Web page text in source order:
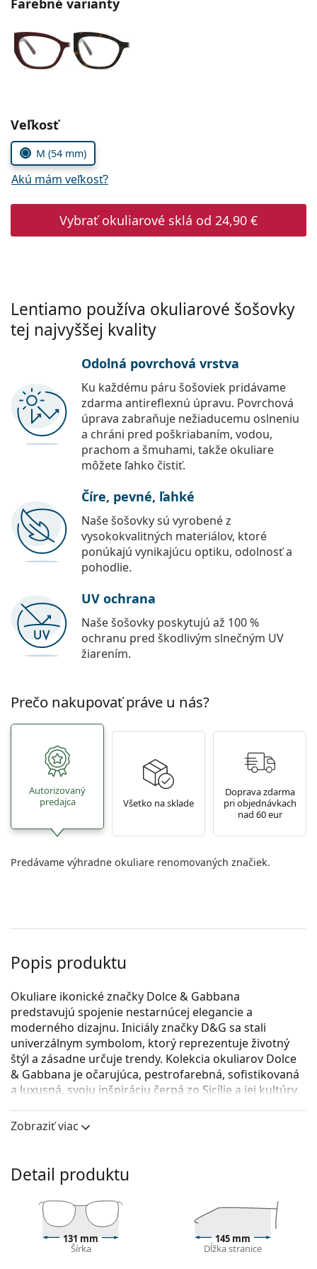
Persol
Prada
Všetky značky
Zvoľte parametre
Veľkosť
M (54 mm)
Akú mám veľkosť?
Vybrať okuliarové sklá od 24,90 €
Lentiamo používa okuliarové šošovky
tej najvyššej kvality
Odolná povrchová vrstva
Ku každému páru šošoviek pridávame
zdarma antireflexnú úpravu. Povrchová
úprava zabraňuje nežiaducemu oslneniu
a chráni pred poškriabaním, vodou,
prachom a šmuhami, takže okuliare
môžete ľahko čistiť.
Číre, pevné, ľahké
Naše šošovky sú vyrobené z
vysokokvalitných materiálov, ktoré
ponúkajú vynikajúcu optiku, odolnosť a
pohodlie.
UV ochrana
Naše šošovky poskytujú až 100 %
ochranu pred škodlivým slnečným UV
žiarením.
Prečo nakupovať práve u nás?
Autorizovaný
predajca
Všetko na sklade
Doprava zdarma
pri objednávkach
nad 60 eur
Predávame výhradne okuliare renomovaných značiek.
Popis produktu
Okuliare ikonické značky Dolce & Gabbana
predstavujú spojenie nestarnúcej elegancie a
moderného dizajnu. Iniciály značky D&G sa stali
univerzálnym symbolom, ktorý reprezentuje životný
štýl a zásadne určuje trendy. Kolekcia okuliarov Dolce
& Gabbana je očarujúca, pestrofarebná, sofistikovaná
a luxusná, svoju inšpiráciu čerpá zo Sicílie a jej kultúry.
Dolce & Gabbana 0DG3398 3091sú dámske dioptrické
okuliare.
funkcie virtuálnej skúšky.
Červená farba rámov skvele ladí s teplým odtieňom
pleti a s čiernymi, sivými, bielymi alebo
tmavohnedými vlasmi.
Zobraziť viac
Detail produktu
131 mm
Šírka
145 mm
Dĺžka stranice